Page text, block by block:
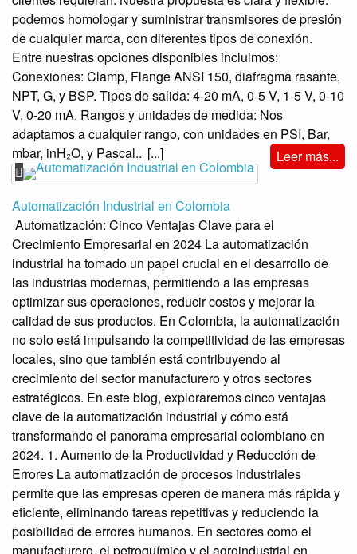
podemos homologar y suministrar transmisores de presión
de cualquier marca, con diferentes tipos de conexión.
Entre nuestras opciones disponibles incluimos:
Conexiones: Clamp, Flange ANSI 150, diafragma rasante,
NPT, G, y BSP. Tipos de salida: 4-20 mA, 0-5 V, 1-5 V, 0-10
V, 0-20 mA. Rangos y unidades de medida: Nos
adaptamos a cualquier rango, con unidades en PSI, Bar,
mbar, inH₂O, y Pascal.. [...] Leer más...
Automatización Industrial en Colombia
Automatización: Cinco Ventajas Clave para el
Crecimiento Empresarial en 2024 La automatización
industrial ha tomado un papel crucial en el desarrollo de
las industrias modernas, permitiendo a las empresas
optimizar sus operaciones, reducir costos y mejorar la
calidad de sus productos. En Colombia, la automatización
no solo está impulsando la competitividad de las empresas
locales, sino que también está contribuyendo al
crecimiento del sector manufacturero y otros sectores
estratégicos. En este blog, exploraremos cinco ventajas
clave de la automatización industrial y cómo está
transformando el panorama empresarial colombiano en
2024. 1. Aumento de la Productividad y Reducción de
Errores La automatización de procesos industriales
permite que las empresas operen de manera más rápida y
eficiente, eliminando tareas repetitivas y reduciendo la
posibilidad de errores humanos. En sectores como el
manufacturero, el petroquímico y el agroindustrial en